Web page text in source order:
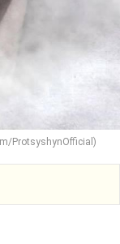
ProtsyshynOfficial)